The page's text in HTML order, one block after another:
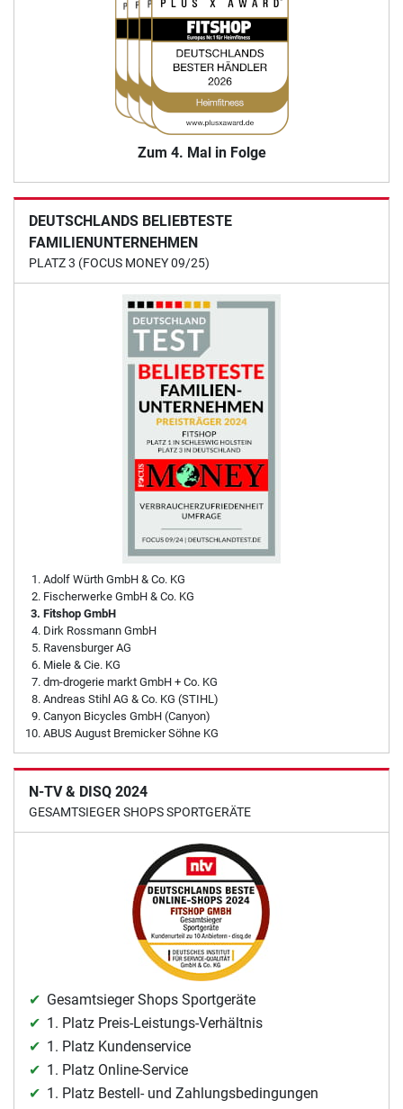
Zum 4. Mal in Folge
DEUTSCHLANDS BELIEBTESTE
FAMILIENUNTERNEHMEN
PLATZ 3 (FOCUS MONEY 09/25)
Adolf Würth GmbH & Co. KG
Fischerwerke GmbH & Co. KG
Fitshop GmbH
Dirk Rossmann GmbH
Ravensburger AG
Miele & Cie. KG
dm-drogerie markt GmbH + Co. KG
Andreas Stihl AG & Co. KG (STIHL)
Canyon Bicycles GmbH (Canyon)
ABUS August Bremicker Söhne KG
N-TV & DISQ 2024
GESAMTSIEGER SHOPS SPORTGERÄTE
Gesamtsieger Shops Sportgeräte
1. Platz Preis-Leistungs-Verhältnis
1. Platz Kundenservice
1. Platz Online-Service
1. Platz Bestell- und Zahlungsbedingungen